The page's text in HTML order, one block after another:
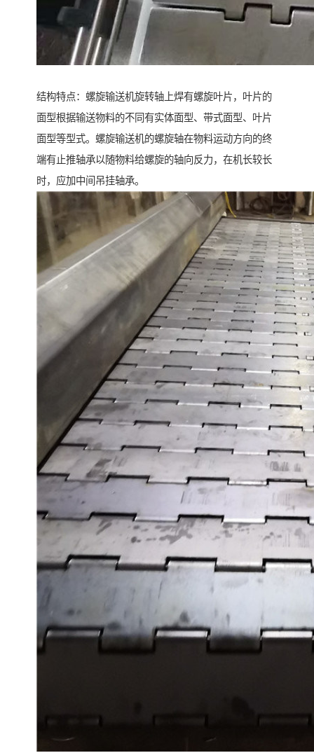
结构特点：螺旋输送机旋转轴上焊有螺旋叶片，叶片的
面型根据输送物料的不同有实体面型、带式面型、叶片
面型等型式。螺旋输送机的螺旋轴在物料运动方向的终
端有止推轴承以随物料给螺旋的轴向反力，在机长较长
时，应加中间吊挂轴承。